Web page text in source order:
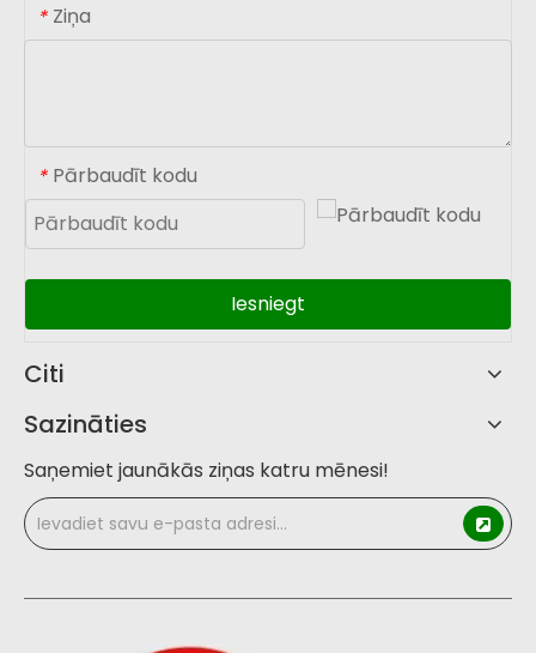
* Ziņa
* Pārbaudīt kodu
Iesniegt
Citi
Sazināties
Saņemiet jaunākās ziņas katru mēnesi!